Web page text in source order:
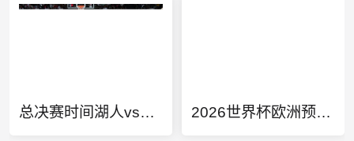
总决赛时间湖人vs热火 2026世界杯欧洲预选赛抽签